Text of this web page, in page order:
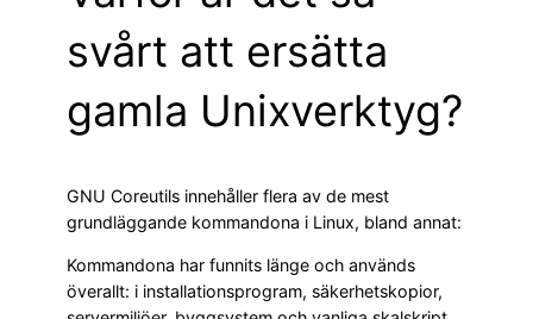
svårt att ersätta
gamla Unixverktyg?
GNU Coreutils innehåller flera av de mest
grundläggande kommandona i Linux, bland annat:
Kommandona har funnits länge och används
överallt: i installationsprogram, säkerhetskopior,